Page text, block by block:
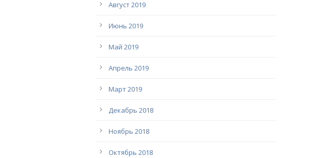
Август 2019
Июнь 2019
Май 2019
Апрель 2019
Март 2019
Декабрь 2018
Ноябрь 2018
Октябрь 2018